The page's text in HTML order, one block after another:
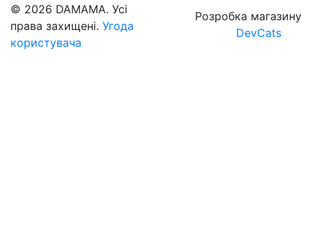
© 2026 DAMAMA. Усі
права захищені. Угода
користувача
Розробка магазину
DevCats